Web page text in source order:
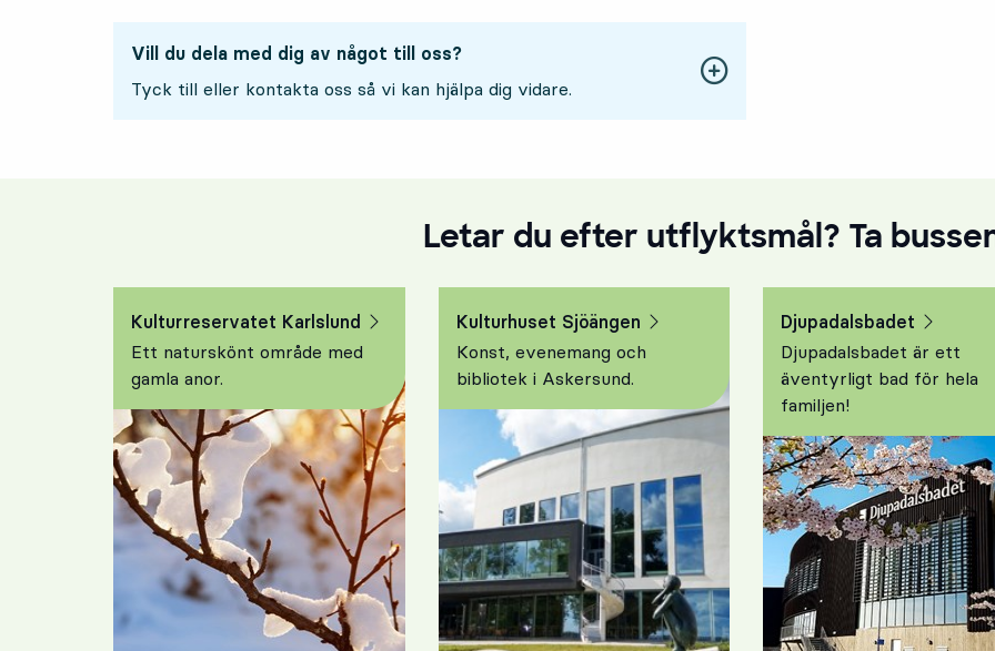
Vill du dela med dig av något till oss?
Tyck till eller kontakta oss så vi kan hjälpa dig vidare.
Letar du efter utflyktsmål? Ta
Kulturreservatet Karlslund
Ett naturskönt område med
gamla anor.
Kulturhuset Sjöängen
Konst, evenemang och
bibliotek i Askersund.
Djupadalsbadet
Djupadalsbadet är ett
äventyrligt bad för hela
familjen!